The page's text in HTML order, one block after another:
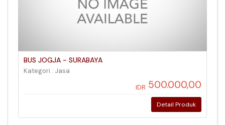
BUS JOGJA - SURABAYA
Kategori : Jasa
IDR 500.000,00
Detail Produk